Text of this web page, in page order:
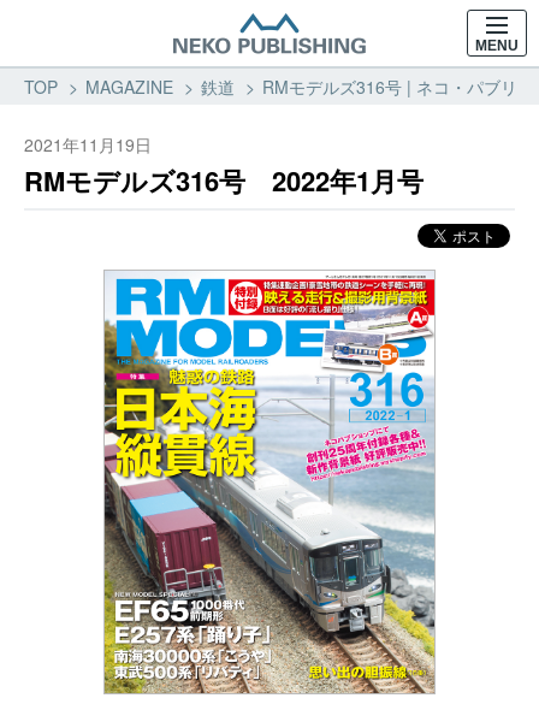
MENU
TOP MAGAZINE 鉄道 RMモデルズ316号 | ネコ・パブリ
2021年11月19日
RMモデルズ316号 2022年1月号